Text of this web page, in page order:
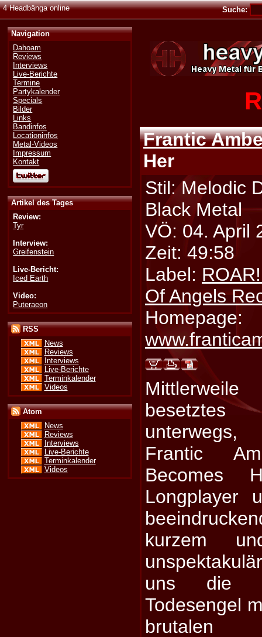
4 Headbänga online Suche:
Navigation
Dahoam
Reviews
Interviews
Live-Berichte
Termine
Partykalender
Specials
Bilder
Links
Bandinfos
Locationinfos
Metal-Videos
Impressum
Kontakt
Artikel des Tages
Review:
Tyr
Interview:
Greifenstein
Live-Bericht:
Iced Earth
Video:
Puteraeon
RSS
News
Reviews
Interviews
Live-Berichte
Terminkalender
Videos
Atom
News
Reviews
Interviews
Live-Berichte
Terminkalender
Videos
Frantic
Her
Stil: Melodic
Black Metal
VÖ: 04. April
Zeit: 49:58
Label:
Of Angels
Homepage:
unterwegs,
Frantic
Becomes
Longplayer
kurzem
uns die
Todesengel
brutalen